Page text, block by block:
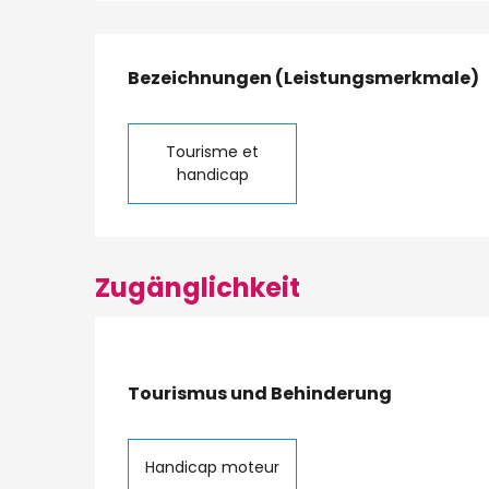
Bezeichnungen (Leistungsmerkmale)
Bezeichnungen (Leistungsmerkmale)
Tourisme et
handicap
Zugänglichkeit
Tourismus und Behinderung
Tourismus und Behinderung
Handicap moteur